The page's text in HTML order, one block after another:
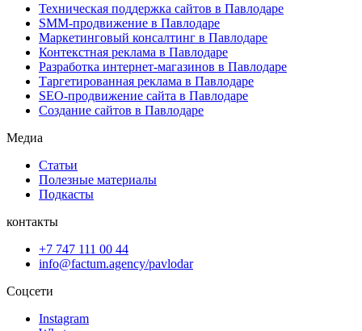
Техническая поддержка сайтов в Павлодаре
SMM-продвижение в Павлодаре
Маркетинговый консалтинг в Павлодаре
Контекстная реклама в Павлодаре
Разработка интернет-магазинов в Павлодаре
Таргетированная реклама в Павлодаре
SEO-продвижение сайта в Павлодаре
Создание сайтов в Павлодаре
Медиа
Статьи
Полезные материалы
Подкасты
контакты
+7 747 111 00 44
info@factum.agency/pavlodar
Соцсети
Instagram